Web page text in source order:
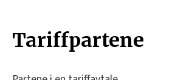
Tariffpartene